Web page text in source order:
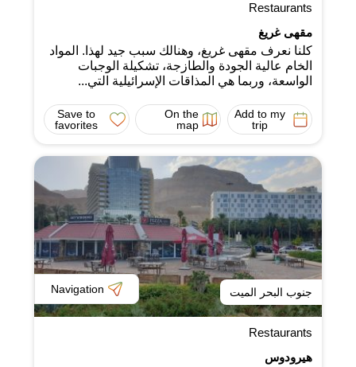
Restaurants
مقهى غريغ
كلنا نعرف مقهى غريغ، وهنالك سبب جيد لهذا. المواد
الخام عالية الجودة والطازجة، تشكيلة الوجبات
الواسعة، وربما هي المذاقات الإسرائيلية التي...
Add to my
trip
On the
map
Save to
favorites
جنوب البحر الميت Navigation
Restaurants
هيرودوس